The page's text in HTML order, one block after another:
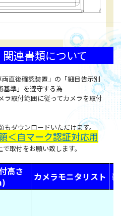
連書類について
直後確認装置」の「細目告示別
基準」を遵守する為
ラ取付範囲に従ってカメラを取付
ダウンロードいただけます。
＜自マーク認証対応用
取付をお願い致します。
高さ
カメラモニタリスト